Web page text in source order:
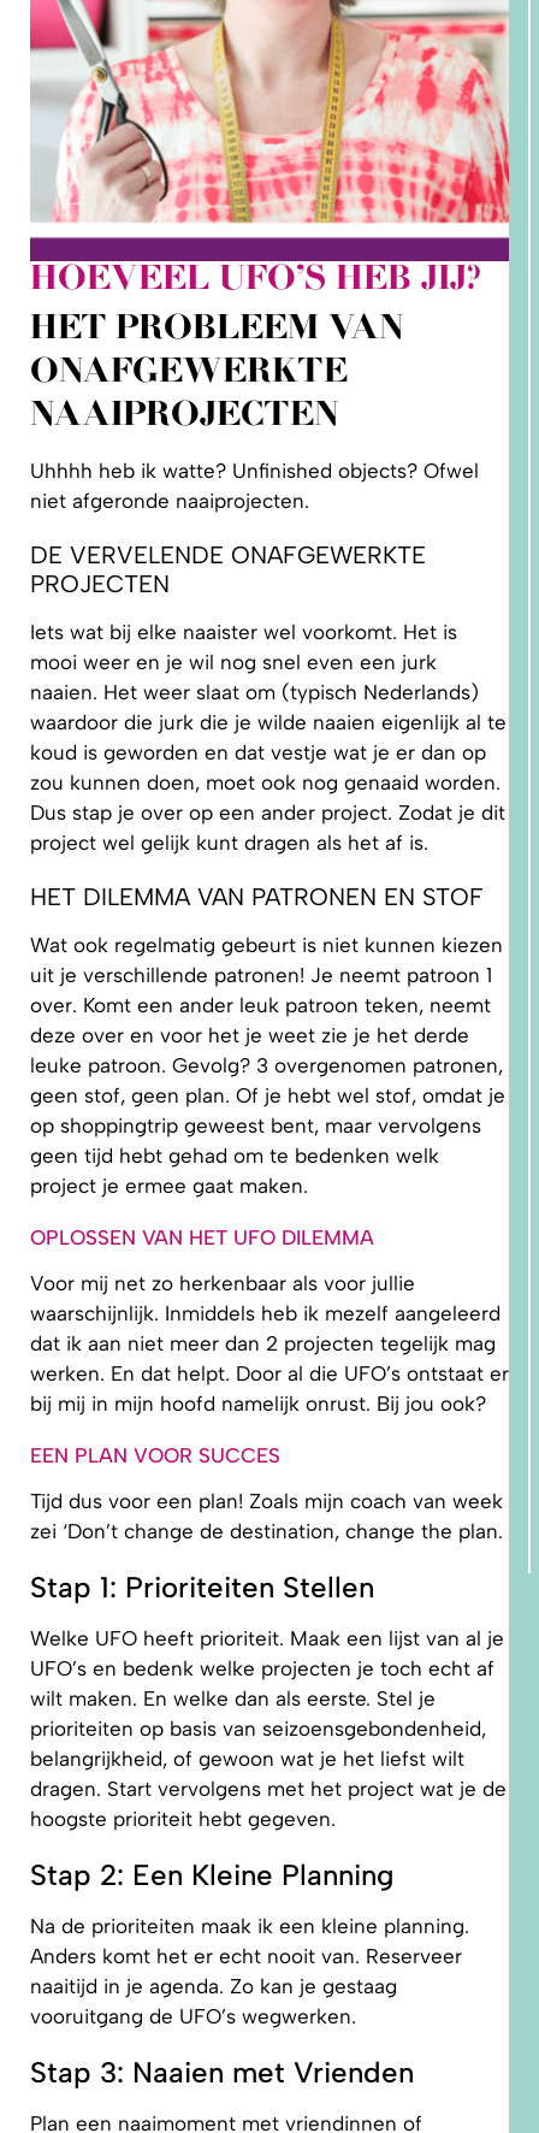
HOEVEEL UFO’S HEB JIJ?
HET PROBLEEM VAN
ONAFGEWERKTE
NAAIPROJECTEN
Uhhhh heb ik watte? Unfinished objects? Ofwel
niet afgeronde naaiprojecten.
DE VERVELENDE ONAFGEWERKTE
PROJECTEN
Iets wat bij elke naaister wel voorkomt. Het is
mooi weer en je wil nog snel even een jurk
naaien. Het weer slaat om (typisch Nederlands)
waardoor die jurk die je wilde naaien eigenlijk al te
koud is geworden en dat vestje wat je er dan op
zou kunnen doen, moet ook nog genaaid worden.
Dus stap je over op een ander project. Zodat je dit
project wel gelijk kunt dragen als het af is.
HET DILEMMA VAN PATRONEN EN STOF
Wat ook regelmatig gebeurt is niet kunnen kiezen
uit je verschillende patronen! Je neemt patroon 1
over. Komt een ander leuk patroon teken, neemt
deze over en voor het je weet zie je het derde
leuke patroon. Gevolg? 3 overgenomen patronen,
geen stof, geen plan. Of je hebt wel stof, omdat je
op shoppingtrip geweest bent, maar vervolgens
geen tijd hebt gehad om te bedenken welk
project je ermee gaat maken.
OPLOSSEN VAN HET UFO DILEMMA
Voor mij net zo herkenbaar als voor jullie
waarschijnlijk. Inmiddels heb ik mezelf aangeleerd
dat ik aan niet meer dan 2 projecten tegelijk mag
werken. En dat helpt. Door al die UFO’s ontstaat er
bij mij in mijn hoofd namelijk onrust. Bij jou ook?
EEN PLAN VOOR SUCCES
Tijd dus voor een plan! Zoals mijn coach van week
zei ‘Don’t change de destination, change the plan.
Stap 1: Prioriteiten Stellen
Welke UFO heeft prioriteit. Maak een lijst van al je
UFO’s en bedenk welke projecten je toch echt af
wilt maken. En welke dan als eerste. Stel je
prioriteiten op basis van seizoensgebondenheid,
belangrijkheid, of gewoon wat je het liefst wilt
dragen. Start vervolgens met het project wat je de
hoogste prioriteit hebt gegeven.
Stap 2: Een Kleine Planning
Na de prioriteiten maak ik een kleine planning.
Anders komt het er echt nooit van. Reserveer
naaitijd in je agenda. Zo kan je gestaag
vooruitgang de UFO’s wegwerken.
Stap 3: Naaien met Vrienden
Plan een naaimoment met vriendinnen of
1.
WAAROM
PAST
GOED?
NIET AAN